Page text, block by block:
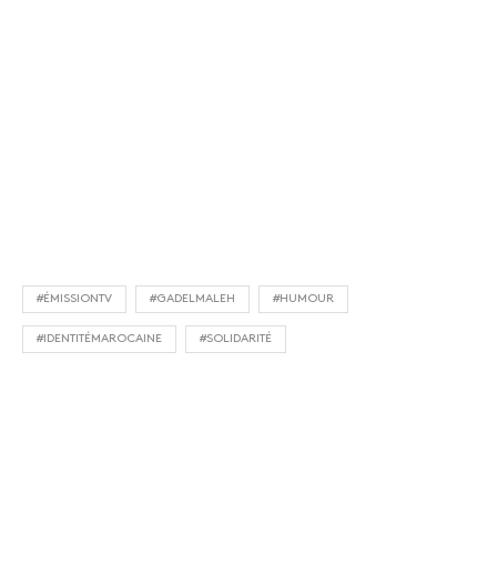
#ÉMISSIONTV #GADELMALEH #HUMOUR
#IDENTITÉMAROCAINE #SOLIDARITÉ